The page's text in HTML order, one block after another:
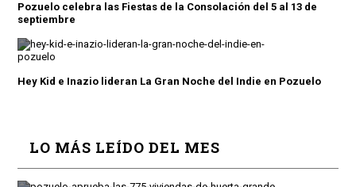
Pozuelo celebra las Fiestas de la Consolación del 5 al 13 de
septiembre
Hey Kid e Inazio lideran La Gran Noche del Indie en Pozuelo
LO MÁS LEÍDO DEL MES